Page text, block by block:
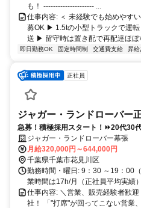
も！ --------------------- ...
仕事内容: ＜ 未経験でも始めやす
募OK ▶ 1.5tの小型トラックで運
送 ▶ 留守時は置き配で再配達ほ
即日勤務OK 固定時間制 交通費支給 昇給
正社員
ジャガー・ランドローバー
急募！積極採用スタート！⏩️20代30
目指せる！営業、販売経験者歓迎！
ジャガー・ランドローバー幕張
月給320,000円～644,000円
千葉県千葉市花見川区
勤務時間・曜日: 9：30 ～19：00
業時間は17h/月（正社員平均実績
仕事内容: ＼営業、販売経験者歓
社！ 「"打席"が回ってこない営業